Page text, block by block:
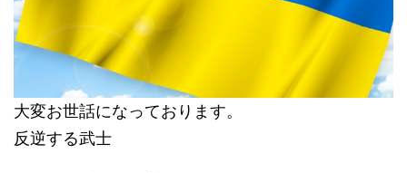
大変お世話になっております。
反逆する武士